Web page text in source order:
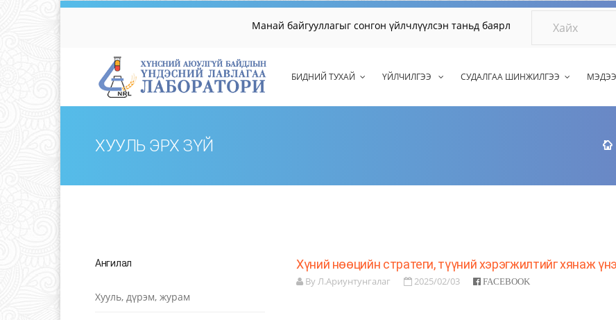
Манай байгууллагыг сонгон үйлчлүүлсэн таньд баярлалаа.
БИДНИЙ ТУХАЙ ҮЙЛЧИЛГЭЭ СУДАЛГАА ШИНЖИЛГЭЭ
ХУУЛЬ ЭРХ ЗҮЙ
Ангилал
Хууль, дүрэм, журам
Хүний нөөцийн стратеги, түүний хэрэгжилтийг хянаж
By Л.Ариунтунгалаг 2025/02/03 FACEBOOK